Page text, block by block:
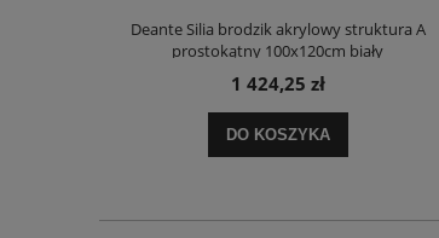
Deante Silia brodzik akrylowy struktura A
prostokątny 100x120cm biały
1 424,25 zł
DO KOSZYKA